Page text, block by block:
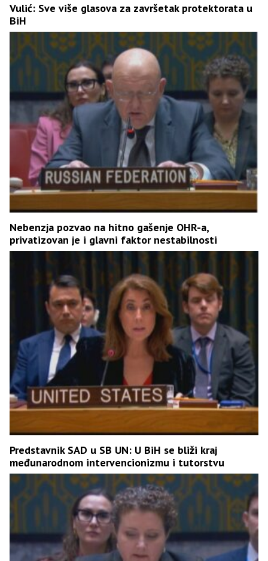
Vulić: Sve više glasova za završetak protektorata u
BiH
Nebenzja pozvao na hitno gašenje OHR-a,
privatizovan je i glavni faktor nestabilnosti
Predstavnik SAD u SB UN: U BiH se bliži kraj
međunarodnom intervencionizmu i tutorstvu